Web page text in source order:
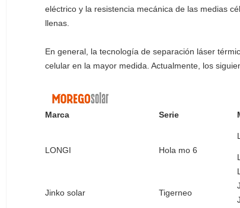
eléctrico y la resistencia mecánica de las medias
llenas.
En general, la tecnología de separación láser
celular en la mayor medida. Actualmente, los
Marca
Serie
LONGI Hola mo 6
Jinko solar Tigerneo